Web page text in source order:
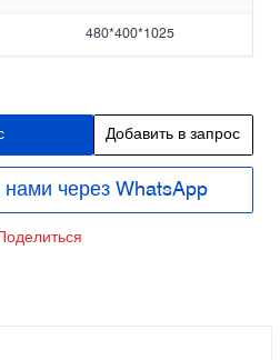
480*400*1025
Добавить в запрос
нами через WhatsApp
Поделиться